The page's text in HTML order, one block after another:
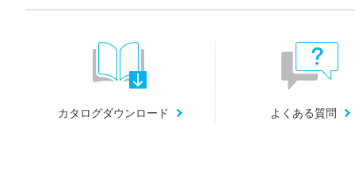
カタログダウンロード よくある質問